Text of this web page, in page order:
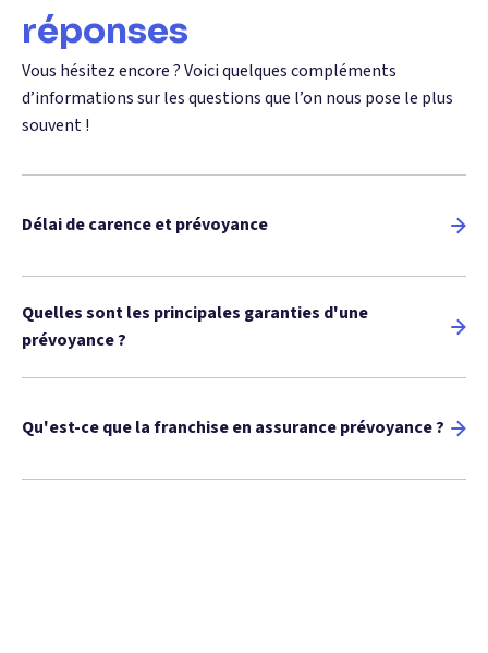
réponses
Vous hésitez encore ? Voici quelques compléments
d’informations sur les questions que l’on nous pose le plus
souvent !
Délai de carence et prévoyance
Quelles sont les principales garanties d'une
prévoyance ?
Qu'est-ce que la franchise en assurance prévoyance ?